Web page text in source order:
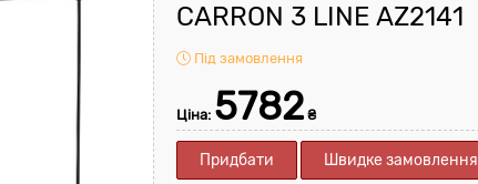
CARRON 3 LINE AZ2141
Під замовлення
Ціна: 5782 ₴
Придбати Швидке замовлення